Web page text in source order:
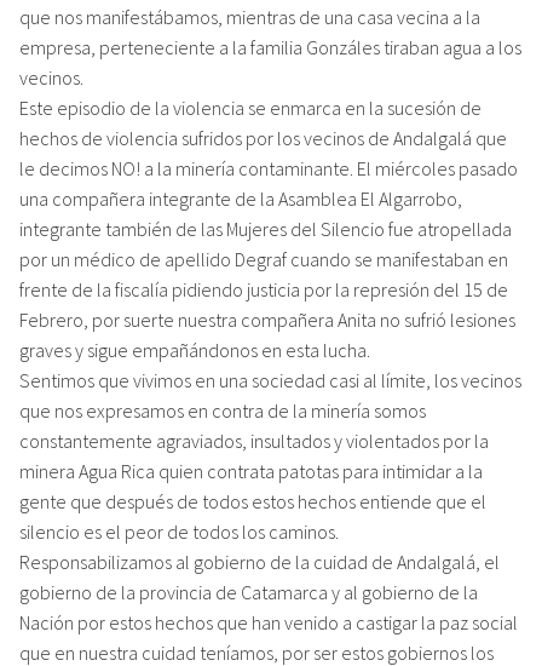
que nos manifestábamos, mientras de una casa vecina a la
empresa, perteneciente a la familia Gonzáles tiraban agua a los
vecinos.
Este episodio de la violencia se enmarca en la sucesión de
hechos de violencia sufridos por los vecinos de Andalgalá que
le decimos NO! a la minería contaminante. El miércoles pasado
una compañera integrante de la Asamblea El Algarrobo,
integrante también de las Mujeres del Silencio fue atropellada
por un médico de apellido Degraf cuando se manifestaban en
frente de la fiscalía pidiendo justicia por la represión del 15 de
Febrero, por suerte nuestra compañera Anita no sufrió lesiones
graves y sigue empañándonos en esta lucha.
Sentimos que vivimos en una sociedad casi al límite, los vecinos
que nos expresamos en contra de la minería somos
constantemente agraviados, insultados y violentados por la
minera Agua Rica quien contrata patotas para intimidar a la
gente que después de todos estos hechos entiende que el
silencio es el peor de todos los caminos.
Responsabilizamos al gobierno de la cuidad de Andalgalá, el
gobierno de la provincia de Catamarca y al gobierno de la
Nación por estos hechos que han venido a castigar la paz social
que en nuestra cuidad teníamos, por ser estos gobiernos los